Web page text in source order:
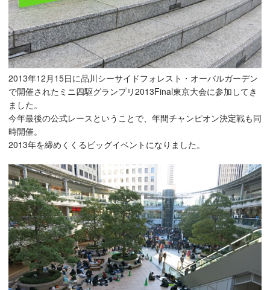
2013年12月15日に品川シーサイドフォレスト・オーバルガーデン
で開催されたミニ四駆グランプリ2013Final東京大会に参加してき
ました。
今年最後の公式レースということで、年間チャンピオン決定戦も同
時開催。
2013年を締めくくるビッグイベントになりました。